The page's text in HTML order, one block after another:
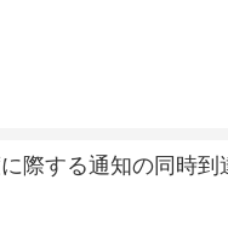
際する通知の同時